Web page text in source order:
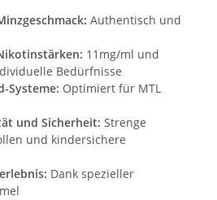
Authentisch und
11mg/ml und
Bedürfnisse
Systeme: Optimiert für MTL
und Sicherheit: Strenge
und kindersichere
Dank spezieller